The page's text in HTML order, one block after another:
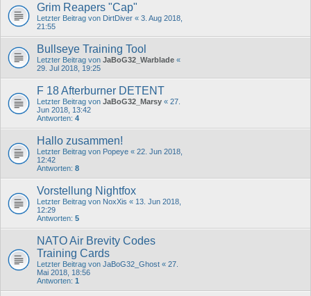
Grim Reapers "Cap"
Letzter Beitrag von DirtDiver « 3. Aug 2018,
21:55
Bullseye Training Tool
Letzter Beitrag von JaBoG32_Warblade «
29. Jul 2018, 19:25
F 18 Afterburner DETENT
Letzter Beitrag von JaBoG32_Marsy « 27.
Jun 2018, 13:42
Antworten: 4
Hallo zusammen!
Letzter Beitrag von Popeye « 22. Jun 2018,
12:42
Antworten: 8
Vorstellung Nightfox
Letzter Beitrag von NoxXis « 13. Jun 2018,
12:29
Antworten: 5
NATO Air Brevity Codes
Training Cards
Letzter Beitrag von JaBoG32_Ghost « 27.
Mai 2018, 18:56
Antworten: 1